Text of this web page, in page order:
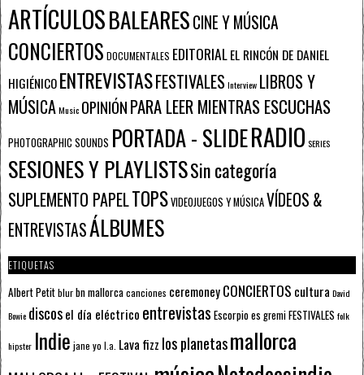
ARTÍCULOSBALEARESCINE Y MÚSICA
CONCIERTOS DOCUMENTALES EDITORIALEL RINCÓN DE DANIEL
HIGIÉNICOENTREVISTASFESTIVALESInterview LIBROS Y
MÚSICAMusic OPINIÓNPARA LEER MIENTRAS ESCUCHAS
PHOTOGRAPHIC SOUNDS PORTADA - SLIDERADIO SERIES
SESIONES Y PLAYLISTSSin categoría
SUPLEMENTO PAPELTOPSVIDEOJUEGOS Y MÚSICAVÍDEOS &
ENTREVISTASÁLBUMES
ETIQUETAS
Albert Petitblurbn mallorcacanciones ceremoneyCONCIERTOS cultura David
Bowie discosel día eléctrico entrevistas Escorpioes gremiFESTIVALES folk
hipster Indie jane yo l.a. Lava fizz los planetasmallorca